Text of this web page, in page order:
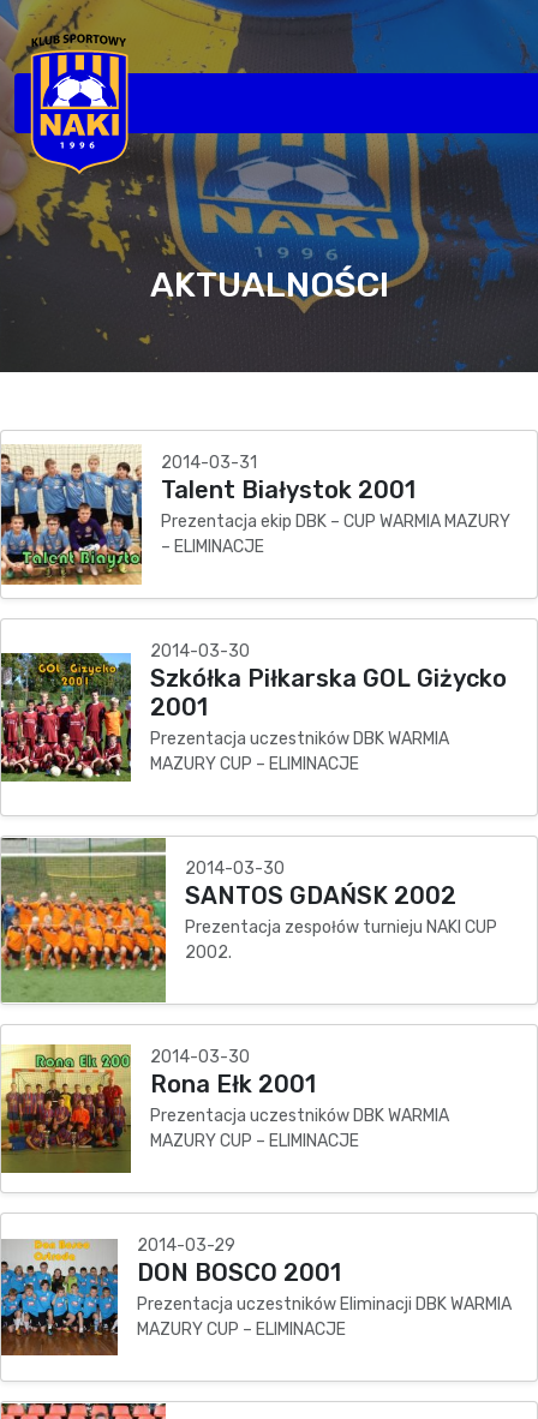
AKTUALNOŚCI
2014-03-31
Talent Białystok 2001
Prezentacja ekip DBK – CUP WARMIA MAZURY
– ELIMINACJE
2014-03-30
Szkółka Piłkarska GOL Giżycko
2001
Prezentacja uczestników DBK WARMIA
MAZURY CUP – ELIMINACJE
2014-03-30
SANTOS GDAŃSK 2002
Prezentacja zespołów turnieju NAKI CUP
2002.
2014-03-30
Rona Ełk 2001
Prezentacja uczestników DBK WARMIA
MAZURY CUP – ELIMINACJE
2014-03-29
DON BOSCO 2001
Prezentacja uczestników Eliminacji DBK WARMIA
MAZURY CUP – ELIMINACJE